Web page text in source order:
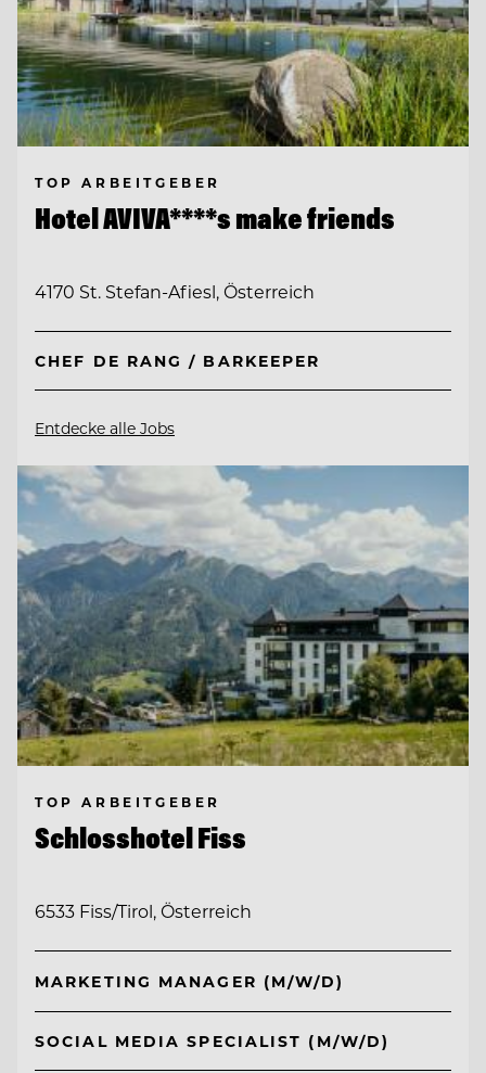
TOP ARBEITGEBER
Hotel AVIVA****s make friends
4170 St. Stefan-Afiesl, Österreich
CHEF DE RANG / BARKEEPER
Entdecke alle Jobs
TOP ARBEITGEBER
Schlosshotel Fiss
6533 Fiss/Tirol, Österreich
MARKETING MANAGER (M/W/D)
SOCIAL MEDIA SPECIALIST (M/W/D)